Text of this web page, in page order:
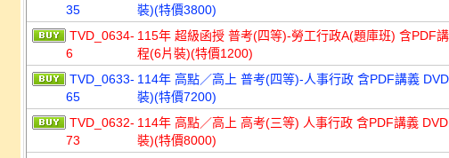
35
裝)(特價3800)
TVD_0634-
6
115年 超級函授 普考(四等)-勞工行政A(題庫班) 含PDF
程(6片裝)(特價1200)
TVD_0633-
65
114年 高點／高上 普考(四等)-人事行政 含PDF講義
裝)(特價7200)
TVD_0632-
73
114年 高點／高上 高考(三等) 人事行政 含PDF講義
裝)(特價8000)